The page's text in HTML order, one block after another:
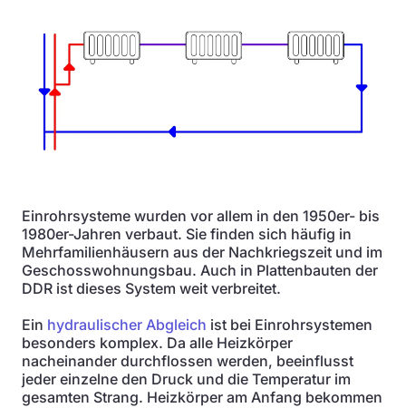
Einrohrsysteme wurden vor allem in den 1950er- bis
1980er-Jahren verbaut. Sie finden sich häufig in
Mehrfamilienhäusern aus der Nachkriegszeit und im
Geschosswohnungsbau. Auch in Plattenbauten der
DDR ist dieses System weit verbreitet.
Ein hydraulischer Abgleich ist bei Einrohrsystemen
besonders komplex. Da alle Heizkörper
nacheinander durchflossen werden, beeinflusst
jeder einzelne den Druck und die Temperatur im
gesamten Strang. Heizkörper am Anfang bekommen